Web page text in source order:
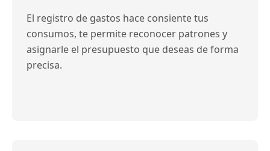
El registro de gastos hace consiente tus
consumos, te permite reconocer patrones y
asignarle el presupuesto que deseas de forma
precisa.